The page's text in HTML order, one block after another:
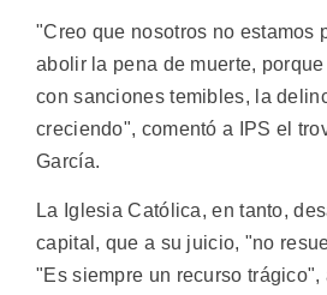
"Creo que nosotros no estamos
abolir la pena de muerte,
con sanciones temibles, la
creciendo", comentó a IPS el
García.
La Iglesia Católica, en tanto,
capital, que a su juicio, "no
"Es siempre un recurso trágico",